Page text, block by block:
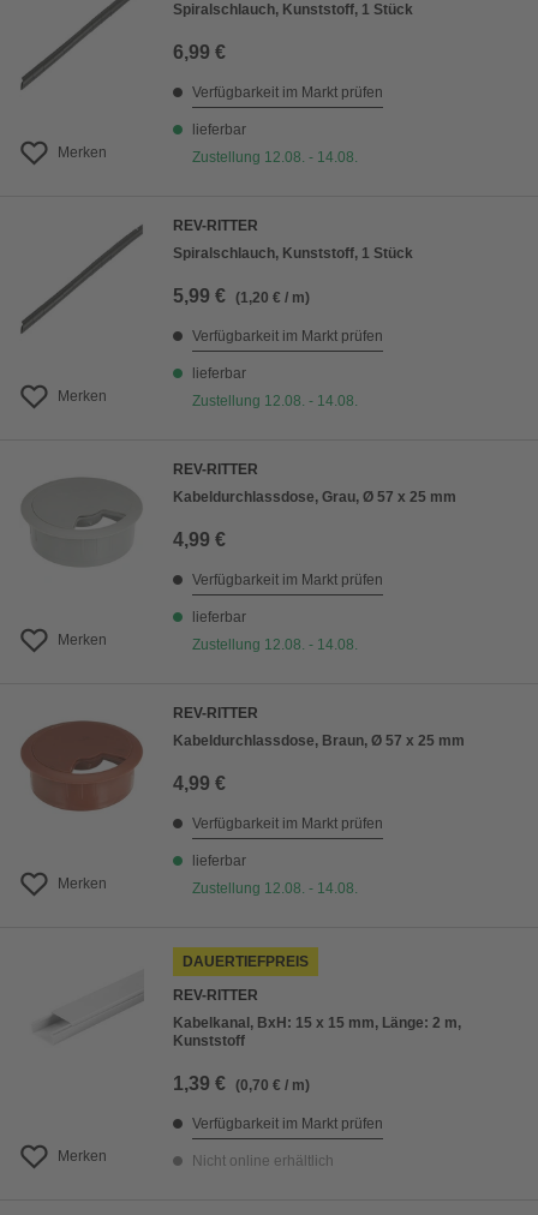
Merken
Spiralschlauch, Kunststoff, 1 Stück
6,99 €
Verfügbarkeit im Markt prüfen
lieferbar
Zustellung 12.08. - 14.08.
Merken
REV-RITTER
Spiralschlauch, Kunststoff, 1 Stück
5,99 € (1,20 € / m)
Verfügbarkeit im Markt prüfen
lieferbar
Zustellung 12.08. - 14.08.
Merken
REV-RITTER
Kabeldurchlassdose, Grau, Ø 57 x 25 mm
4,99 €
Verfügbarkeit im Markt prüfen
lieferbar
Zustellung 12.08. - 14.08.
Merken
REV-RITTER
Kabeldurchlassdose, Braun, Ø 57 x 25 mm
4,99 €
Verfügbarkeit im Markt prüfen
lieferbar
Zustellung 12.08. - 14.08.
Merken
DAUERTIEFPREIS
REV-RITTER
Kabelkanal, BxH: 15 x 15 mm, Länge: 2 m,
Kunststoff
1,39 € (0,70 € / m)
Verfügbarkeit im Markt prüfen
Nicht online erhältlich